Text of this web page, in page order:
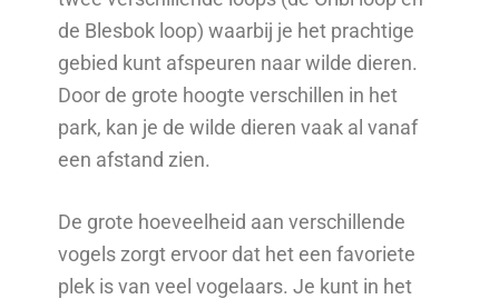
de Blesbok loop) waarbij je het prachtige
gebied kunt afspeuren naar wilde dieren.
Door de grote hoogte verschillen in het
park, kan je de wilde dieren vaak al vanaf
een afstand zien.
De grote hoeveelheid aan verschillende
vogels zorgt ervoor dat het een favoriete
plek is van veel vogelaars. Je kunt in het